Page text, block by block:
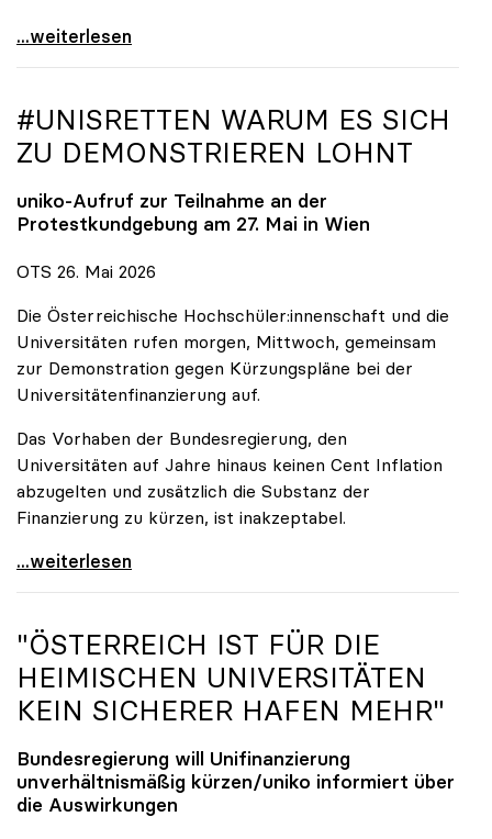
\"Wir nehmen es nicht hin\": Rede von
...weiterlesen
#UNISRETTEN WARUM ES SICH
ZU DEMONSTRIEREN LOHNT
uniko-Aufruf zur Teilnahme an der
Protestkundgebung am 27. Mai in Wien
OTS 26. Mai 2026
Die Österreichische Hochschüler:innenschaft und die
Universitäten rufen morgen, Mittwoch, gemeinsam
zur Demonstration gegen Kürzungspläne bei der
Universitätenfinanzierung auf.
Das Vorhaben der Bundesregierung, den
Universitäten auf Jahre hinaus keinen Cent Inflation
abzugelten und zusätzlich die Substanz der
Finanzierung zu kürzen, ist inakzeptabel.
#UnisRetten Warum es sich zu demonstrieren lohnt
...weiterlesen
"ÖSTERREICH IST FÜR DIE
HEIMISCHEN UNIVERSITÄTEN
KEIN SICHERER HAFEN MEHR"
Bundesregierung will Unifinanzierung
unverhältnismäßig kürzen/uniko informiert über
die Auswirkungen